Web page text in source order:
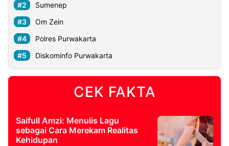
Sumenep
Om Zein
Polres Purwakarta
Diskominfo Purwakarta
CEK FAKTA
Saifull Amzi: Menulis Lagu
sebagai Cara Merekam Realitas
Kehidupan